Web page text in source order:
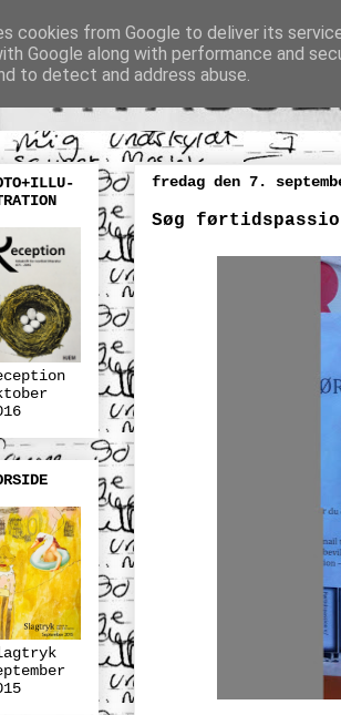
fredag den 7.
Søg
cookies from Google to deliver its
Google along with performance and
to detect and address abuse.